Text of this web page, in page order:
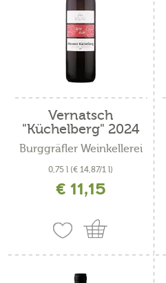
Vernatsch
"Küchelberg" 2024
Burggräfler Weinkellerei
0,75 l (€ 14,87/1 l)
inkl. MwSt. zzgl. Versandkosten
€ 11,15